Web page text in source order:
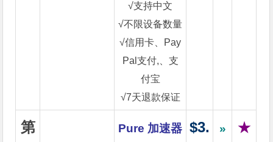
√支持中文
√不限设备数量
√信用卡、Pay
Pal支付,、支
付宝
√7天退款保证
第
Pure 加速器 $3.
»
★